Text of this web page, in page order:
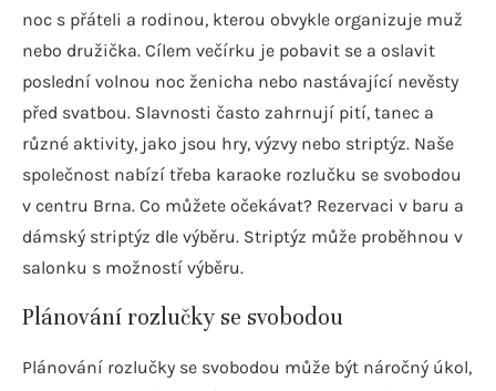
noc s přáteli a rodinou, kterou obvykle organizuje muž
nebo družička. Cílem večírku je pobavit se a oslavit
poslední volnou noc ženicha nebo nastávající nevěsty
před svatbou. Slavnosti často zahrnují pití, tanec a
různé aktivity, jako jsou hry, výzvy nebo striptýz. Naše
společnost nabízí třeba karaoke rozlučku se svobodou
v centru Brna. Co můžete očekávat? Rezervaci v baru a
dámský striptýz dle výběru. Striptýz může proběhnou v
salonku s možností výběru.
Plánování rozlučky se svobodou
Plánování rozlučky se svobodou může být náročný úkol,